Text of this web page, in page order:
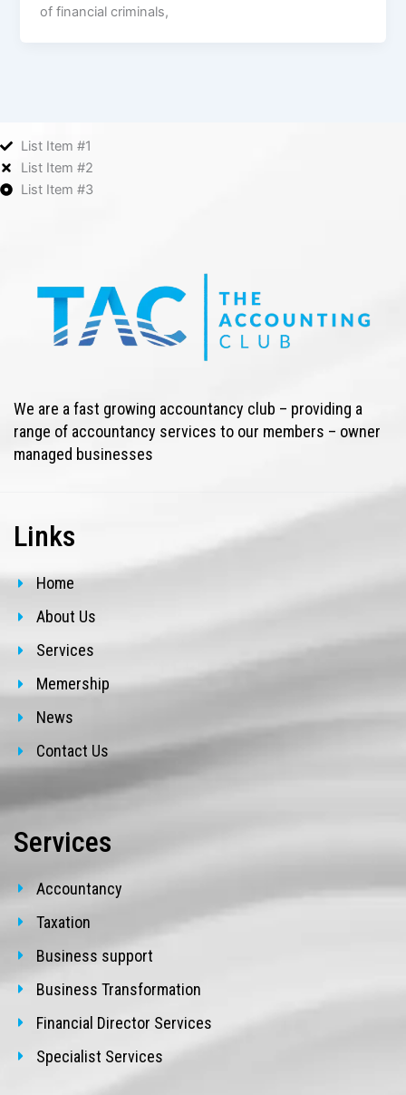
of financial criminals,
List Item #1
List Item #2
List Item #3
We are a fast growing accountancy club – providing a
range of accountancy services to our members – owner
managed businesses
Links
Home
About Us
Services
Memership
News
Contact Us
Services
Accountancy
Taxation
Business support
Business Transformation
Financial Director Services
Specialist Services